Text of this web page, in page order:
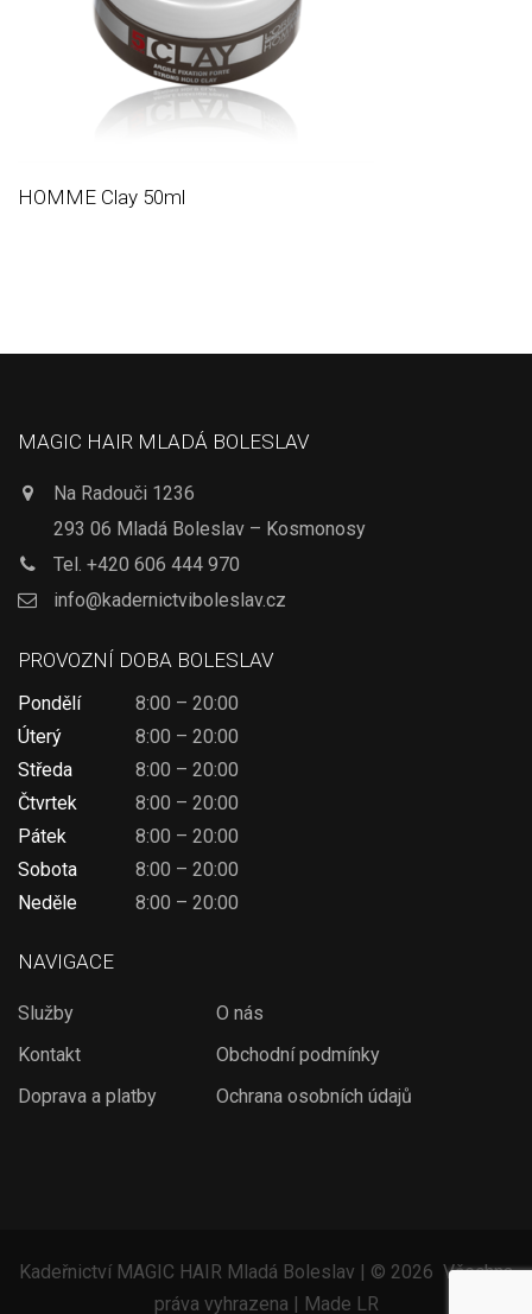
HOMME Clay 50ml
MAGIC HAIR MLADÁ BOLESLAV
Na Radouči 1236
293 06 Mladá Boleslav – Kosmonosy
Tel. +420 606 444 970
info@kadernictviboleslav.cz
PROVOZNÍ DOBA BOLESLAV
Pondělí
8:00 – 20:00
Úterý
8:00 – 20:00
Středa
8:00 – 20:00
Čtvrtek
8:00 – 20:00
Pátek
8:00 – 20:00
Sobota
8:00 – 20:00
Neděle
8:00 – 20:00
NAVIGACE
Služby
O nás
Kontakt
Obchodní podmínky
Doprava a platby
Ochrana osobních údajů
Kadeřnictví MAGIC HAIR Mladá Boleslav | © 2026 Všechna
práva vyhrazena | Made LR